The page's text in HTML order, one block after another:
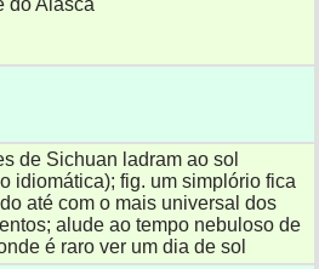
de Sichuan ladram ao sol
idiomática); fig. um simplório fica
até com o mais universal dos
alude ao tempo nebuloso de
é raro ver um dia de sol